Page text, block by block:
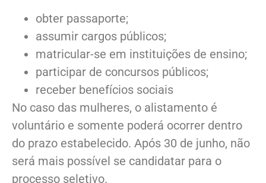
obter passaporte;
assumir cargos públicos;
matricular-se em instituições de ensino;
participar de concursos públicos;
receber benefícios sociais
No caso das mulheres, o alistamento é
voluntário e somente poderá ocorrer dentro
do prazo estabelecido. Após 30 de junho, não
será mais possível se candidatar para o
processo seletivo.